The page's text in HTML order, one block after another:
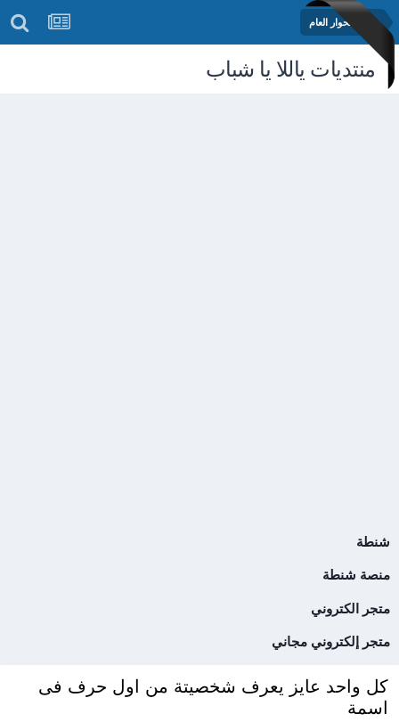
منتدى الحوار العام
منتديات ياللا يا شباب
شنطة
منصة شنطة
متجر الكتروني
متجر إلكتروني مجاني
كل واحد عايز يعرف شخصيتة من اول حرف فى
اسمة